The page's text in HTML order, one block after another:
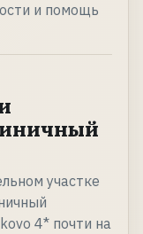
и помощь
участке
4* почти на